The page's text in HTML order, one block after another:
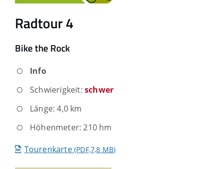
Radtour 4
Bike the Rock
Info
Schwierigkeit: schwer
Länge: 4,0 km
Höhenmeter: 210 hm
Tourenkarte(PDF,7,8 MB)